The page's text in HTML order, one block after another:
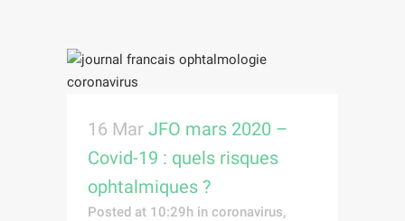
16 Mar JFO mars 2020 –
Covid-19 : quels risques
ophtalmiques ?
Posted at 10:29h in coronavirus,